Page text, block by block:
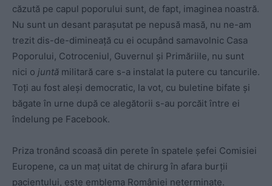
căzută pe capul poporului sunt, de fapt, imaginea noastră.
Nu sunt un desant parașutat pe nepusă masă, nu ne-am
trezit dis-de-dimineață cu ei ocupând samavolnic Casa
Poporului, Cotroceniul, Guvernul și Primăriile, nu sunt
nici o juntă militară care s-a instalat la putere cu tancurile.
Toți au fost aleși democratic, la vot, cu buletine bifate și
băgate în urne după ce alegătorii s-au porcăit între ei
îndelung pe Facebook.
Priza tronând scoasă din perete în spatele șefei Comisiei
Europene, ca un maț uitat de chirurg în afara burții
pacientului, este emblema României neterminate.